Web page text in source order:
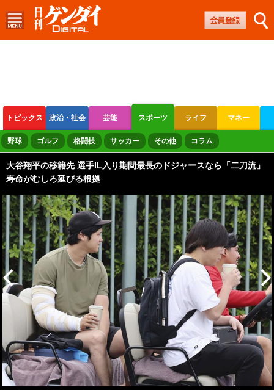
トピックス 政治・社会 芸能 スポーツ ライフ マネー
ボートレース 競輪 オートレース
野球 ゴルフ 格闘技 サッカー その他 コラム
大谷翔平の移籍先 選手IL入り期間最長のドジャースなら「二刀流」
寿命がむしろ延びる根拠